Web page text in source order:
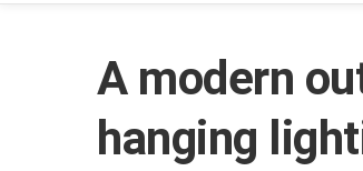
A modern
hanging